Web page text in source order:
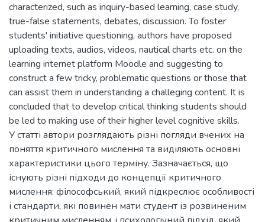
characterized, such as inquiry-based learning, case study,
true-false statements, debates, discussion. To foster
students' initiative questioning, authors have proposed
uploading texts, audios, videos, nautical charts etc. on the
learning internet platform Moodle and suggesting to
construct а few tricky, problematic questions or those that
can assist them in understanding а challeging content. It is
concluded that to develop critical thinking students should
be led to making use of their higher level cognitive skills.
У статті автори розглядають різні погляди вчених на
поняття критичного мислення та виділяють основні
характеристики цього терміну. Зазначається, що
існують різні підходи до концепції критичного
мислення: філософський, який підкреслює особливості
і стандарти, які повинен мати студент із розвиненим